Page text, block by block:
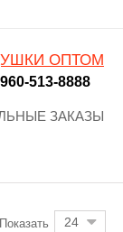
ОПТОМ
513-8888
ЗАКАЗЫ
Показать 24